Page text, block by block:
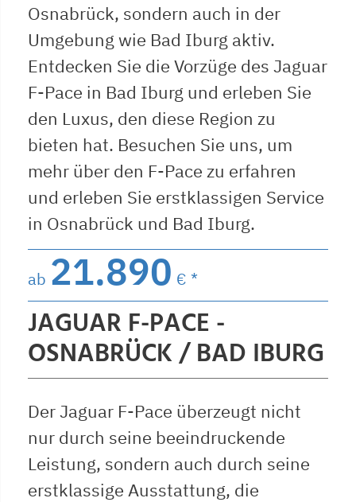
Osnabrück, sondern auch in der
Umgebung wie Bad Iburg aktiv.
Entdecken Sie die Vorzüge des Jaguar
F-Pace in Bad Iburg und erleben Sie
den Luxus, den diese Region zu
bieten hat. Besuchen Sie uns, um
mehr über den F-Pace zu erfahren
und erleben Sie erstklassigen Service
in Osnabrück und Bad Iburg.
ab 21.890 € *
JAGUAR F-PACE -
OSNABRÜCK / BAD IBURG
Der Jaguar F-Pace überzeugt nicht
nur durch seine beeindruckende
Leistung, sondern auch durch seine
erstklassige Ausstattung, die